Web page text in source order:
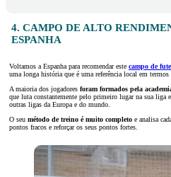
4. CAMPO DE ALTO
ESPANHA
Voltamos a Espanha para recomendar este campo de
uma longa história que é uma referência local em termos
A maioria dos jogadores foram formados pela
que luta constantemente pelo primeiro lugar na sua liga
outras ligas da Europa e do mundo.
O seu método de treino é muito completo e analisa
pontos fracos e reforçar os seus pontos fortes.